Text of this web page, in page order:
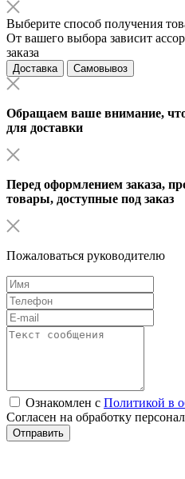
Выберите способ получения
От вашего выбора зависит
заказа
Доставка Самовывоз
Обращаем ваше внимание,
для доставки
Перед оформлением заказа,
товары, доступные под заказ
Пожаловаться руководителю
Ознакомлен с Политикой в
Согласен на обработку
Отправить